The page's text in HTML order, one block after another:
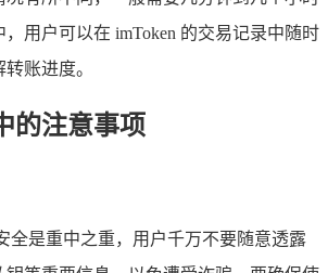
用户可以在 imToken 的交易记录中随时
账进度。
的注意事项
全是重中之重，用户千万不要随意透露